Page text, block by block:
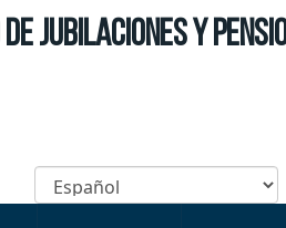
Jubilaciones y